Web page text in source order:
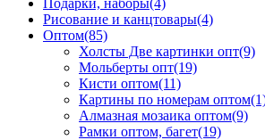
Подарки, наборы(4)
Рисование и канцтовары(4)
Оптом(85)
Холсты Две картинки опт(9)
Мольберты опт(19)
Кисти оптом(11)
Картины по номерам оптом
Алмазная мозаика оптом(9)
Рамки оптом, багет(19)